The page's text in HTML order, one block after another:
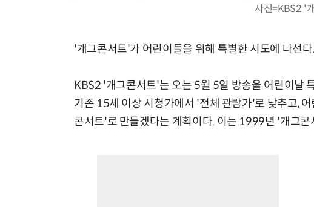
사진=KBS2 '
'개그콘서트'가 어린이들을 위해 특별한 시도에 나선다.
KBS2 '개그콘서트'는 오는 5월 5일 방송을 어린이날
기존 15세 이상 시청가에서 '전체 관람가'로 낮추고,
콘서트'로 만들겠다는 계획이다. 이는 1999년 '개그